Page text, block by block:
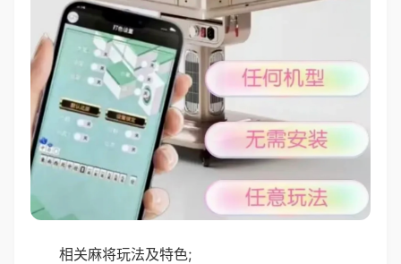
相关麻将玩法及特色;